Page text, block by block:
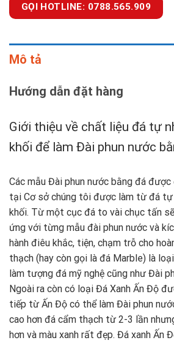
GỌI HOTLINE: 0788.565.909
Mô tả
Hướng dẫn đặt hàng
Giới thiệu về chất liệu đá tự
khối để làm Đài phun nước
Các mẫu Đài phun nước bằng đá
tại Cơ sở chúng tôi được làm từ đá tự
khối. Từ một cục đá to vài chục tấn
ứng với từng mẫu đài phun nước và
hành điêu khắc, tiện, chạm trỗ cho
thạch (hay còn gọi là đá Marble) là
làm tượng đá mỹ nghệ cũng như Đài
Ngoài ra còn có loại Đá Xanh Ấn Độ
tiếp từ Ấn Độ có thể làm Đài phun
cao hơn đá cẩm thạch từ 2-3 lần
hơn và màu xanh rất đẹp. Đá xanh Ấn